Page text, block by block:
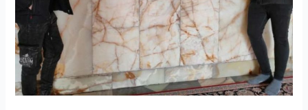
زائر
پیاده”